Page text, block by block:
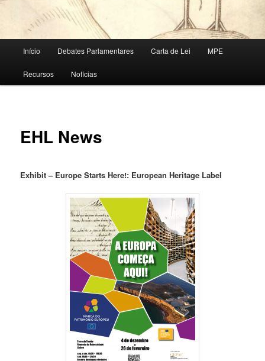
principal
Início Debates Parlamentares Carta de Lei MPE
Recursos Notícias
EHL News
Exhibit – Europe Starts Here!: European Heritage Label